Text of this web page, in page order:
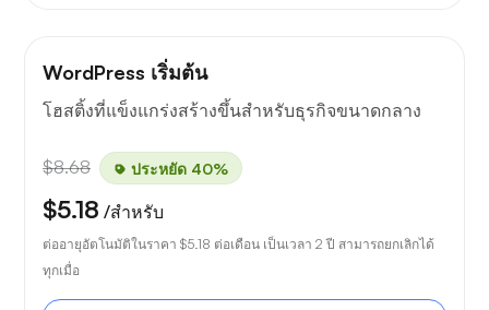
WordPress เริ่มต้น
โฮสติ้งที่แข็งแกร่งสร้างขึ้นสำหรับธุรกิจขนาดกลาง
$8.68 ประหยัด 40%
$5.18 /สำหรับ
ต่ออายุอัตโนมัติในราคา $5.18 ต่อเดือน เป็นเวลา 2 ปี สามารถยกเลิกได้
ทุกเมื่อ